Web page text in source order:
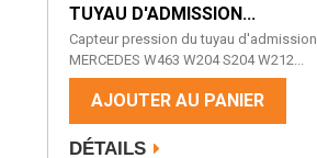
TUYAU D'ADMISSION...
Capteur pression du tuyau d'admission
MERCEDES W463 W204 S204 W212...
AJOUTER AU PANIER
DÉTAILS